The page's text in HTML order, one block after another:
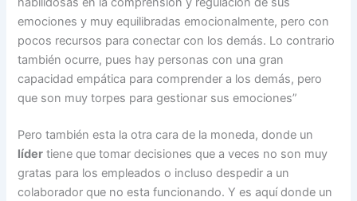
emociones y muy equilibradas emocionalmente, pero con
pocos recursos para conectar con los demás. Lo contrario
también ocurre, pues hay personas con una gran
capacidad empática para comprender a los demás, pero
que son muy torpes para gestionar sus emociones”
Pero también esta la otra cara de la moneda, donde un
líder tiene que tomar decisiones que a veces no son muy
gratas para los empleados o incluso despedir a un
colaborador que no esta funcionando. Y es aquí donde un